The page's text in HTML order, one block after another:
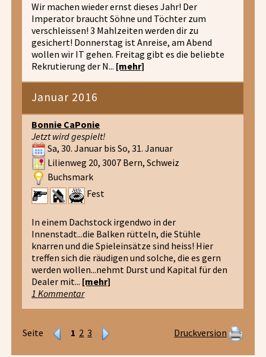
Wir machen wieder ernst dieses Jahr! Der
Imperator braucht Söhne und Töchter zum
verschleissen! 3 Mahlzeiten werden dir zu
gesichert! Donnerstag ist Anreise, am Abend
wollen wir IT gehen. Freitag gibt es die beliebte
Rekrutierung der N... [mehr]
Januar 2016
Bonnie CaPonie
Jetzt wird gespielt!
Sa, 30. Januar bis So, 31. Januar
Lilienweg 20, 3007 Bern, Schweiz
Buchsmark
Fest
In einem Dachstock irgendwo in der
Innenstadt...die Balken rütteln, die Stühle
knarren und die Spieleinsätze sind heiss! Hier
treffen sich die räudigen und solche, die es gern
werden wollen...nehmt Durst und Kapital für den
Dealer mit... [mehr]
1 Kommentar
Seite 1 2 3 Druckversion